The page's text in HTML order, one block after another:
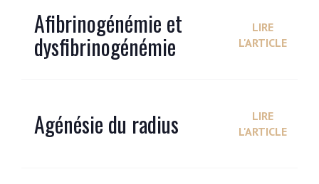
Afibrinogénémie et
dysfibrinogénémie
LIRE
L'ARTICLE
Agénésie du radius
LIRE
L'ARTICLE